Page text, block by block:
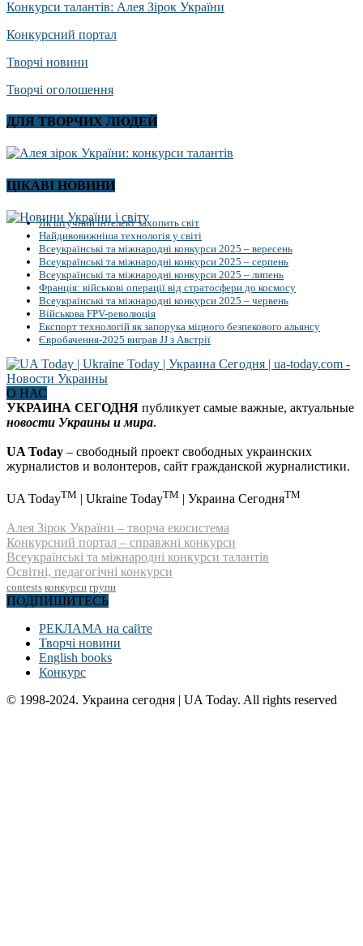
Конкурси талантів: Алея Зірок України
Конкурсний портал
Творчі новини
Творчі оголошення
ДЛЯ ТВОРЧИХ ЛЮДЕЙ
ЦІКАВІ НОВИНИ
Як штучний інтелект захопить світ
Найдивовижніша технологія у світі
Всеукраїнські та міжнародні конкурси 2025 – вересень
Всеукраїнські та міжнародні конкурси 2025 – серпень
Всеукраїнські та міжнародні конкурси 2025 – липень
Франція: військові операції від стратосфери до космосу
Всеукраїнські та міжнародні конкурси 2025 – червень
Військова FPV-революція
Експорт технологій як запорука міцного безпекового альянсу
Євробачення-2025 виграв JJ з Австрії
О НАС
УКРАИНА СЕГОДНЯ публикует самые важные, актуальные
новости Украины и мира.
UA Today – свободный проект свободных украинских
журналистов и волонтеров, сайт гражданской журналистики.
UA TodayTM | Ukraine TodayTM | Украина СегодняTM
Алея Зірок України – творча екосистема
Конкурсний портал – справжні конкурси
Всеукраїнські та міжнародні конкурси талантів
Освітні, педагогічні конкурси
contests конкурси групи
ПОДПИШИТЕСЬ
РЕКЛАМА на сайте
Творчі новини
English books
Конкурс
© 1998-2024. Украина сегодня | UA Today. All rights reserved